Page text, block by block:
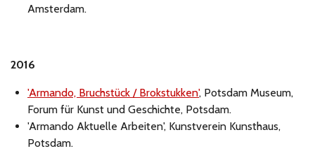
Amsterdam.
2016
'Armando, Bruchstück / Brokstukken', Potsdam Museum,
Forum für Kunst und Geschichte, Potsdam.
'Armando Aktuelle Arbeiten', Kunstverein Kunsthaus,
Potsdam.